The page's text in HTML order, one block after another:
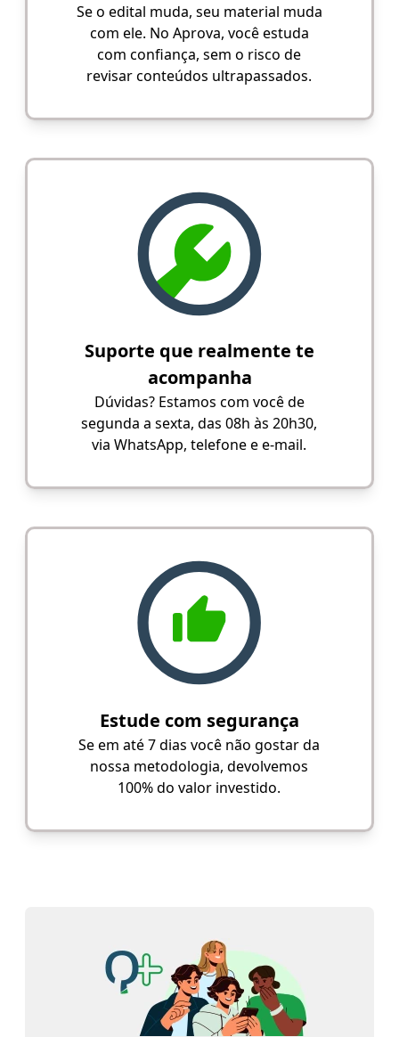
Se o edital muda, seu material muda
com ele. No Aprova, você estuda
com confiança, sem o risco de
revisar conteúdos ultrapassados.
Suporte que realmente te
acompanha
Dúvidas? Estamos com você de
segunda a sexta, das 08h às 20h30,
via WhatsApp, telefone e e-mail.
Estude com segurança
Se em até 7 dias você não gostar da
nossa metodologia, devolvemos
100% do valor investido.